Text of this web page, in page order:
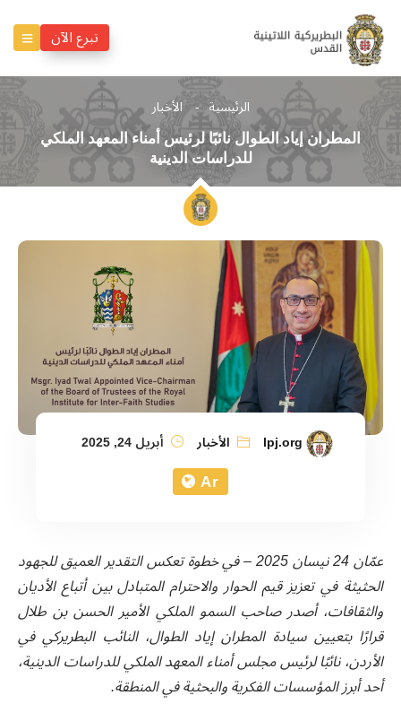
تبرع الآن
الرئيسية الأخبار
المطران إياد الطوال نائبًا لرئيس أمناء المعهد الملكي
للدراسات الدينية
lpj.org الأخبار أبريل 24, 2025
Ar
عمّان 24 نيسان 2025 – في خطوة تعكس التقدير العميق للجهود
الحثيثة في تعزيز قيم الحوار والاحترام المتبادل بين أتباع الأديان
والثقافات، أصدر صاحب السمو الملكي الأمير الحسن بن طلال
قرارًا بتعيين سيادة المطران إياد الطوال، النائب البطريركي في
الأردن، نائبًا لرئيس مجلس أمناء المعهد الملكي للدراسات الدينية،
أحد أبرز المؤسسات الفكرية والبحثية في المنطقة.